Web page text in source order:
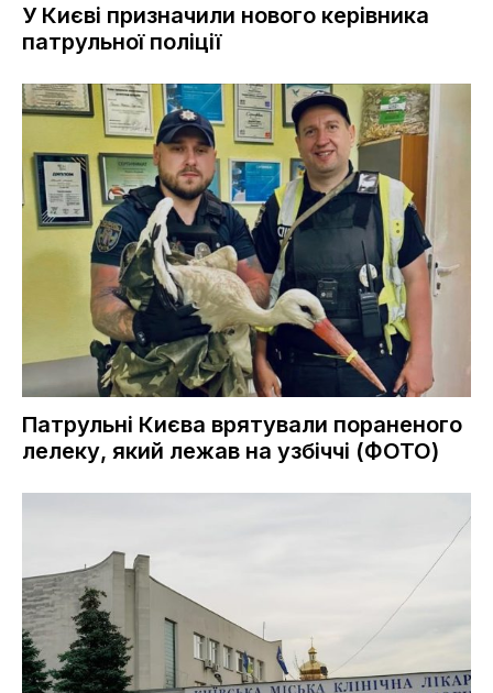
У Києві призначили нового керівника
патрульної поліції
Патрульні Києва врятували пораненого
лелеку, який лежав на узбіччі (ФОТО)